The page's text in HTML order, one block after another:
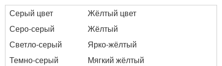
Серый цвет
Жёлтый цвет
Серо-серый
Жёлтый
Светло-серый
Ярко-жёлтый
Темно-серый
Мягкий жёлтый